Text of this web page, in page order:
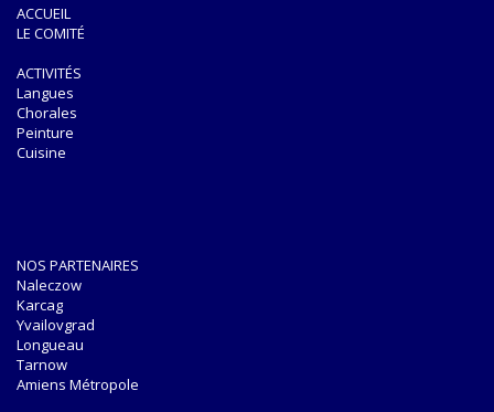
ACCUEIL
LE COMITÉ
ACTIVITÉS
Langues
Chorales
Peinture
Cuisine
NOS PARTENAIRES
Naleczow
Karcag
Yvailovgrad
Longueau
Tarnow
Amiens Métropole